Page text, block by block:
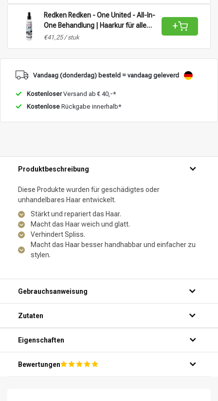
Redken Redken - One United - All-In-
One Behandlung | Haarkur für alle
Haartypen - 400 ml
€41,25 / stuk
+
Vandaag (donderdag) besteld = vandaag geleverd
KostenloserVersand ab € 40,-*
Kostenlose Rückgabe innerhalb*
Produktbeschreibung
Diese Produkte wurden für geschädigtes oder
unhandelbares Haar entwickelt.
Stärkt und repariert das Haar.
Macht das Haar weich und glatt.
Verhindert Spliss.
Macht das Haar besser handhabbar und einfacher zu
stylen.
Gebrauchsanweisung
Schritt 1: Öffnen Sie die Verpackung des Redken
ML.
Schritt 2: Nehmen Sie eine kleine Menge des Redken
Zutaten
Eigenschaften
Bewertungen